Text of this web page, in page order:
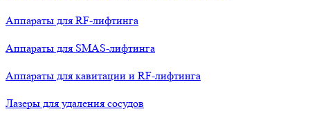
Аппараты для RF-лифтинга
Аппараты для SMAS-лифтинга
Аппараты для кавитации и RF-лифтинга
Лазеры для удаления сосудов